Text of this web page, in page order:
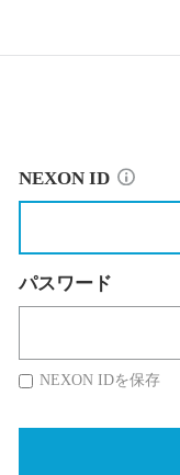
NEXON ID
パスワード
NEXON IDを保存